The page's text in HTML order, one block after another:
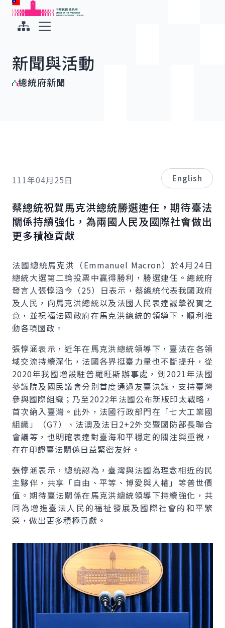
跳到主要內容
中華民國總統府
新聞與活動
總統府新聞
111年04月25日 English
蔡總統祝賀馬克洪總統勝選連任，期待臺法
關係持續強化，為兩國人民及國際社會做出
更多積極貢獻
法國總統馬克洪（Emmanuel Macron）於4月24日
總統大選第二輪投票中贏得勝利，勝選連任。總統府
發言人張惇涵今（25）日表示，蔡總統代表我國政府
及人民，向馬克洪總統以及法國人民表達誠摯祝賀之
意，並祝福法國政府在馬克洪總統的領導下，順利推
動各項國政。
張惇涵表示，近年在馬克洪總統領導下，臺法在各領
域交流持續深化，法國各界挺臺力量也不斷提升，從
2020年我國增設駐普羅旺斯辦事處，到2021年法國
參議院及國民議會分別首度通過友臺決議，支持臺灣
參與國際組織；乃至2022年法國公布新版印太戰略，
首次納入臺灣。此外，法國行政部門在「七大工業國
組織」（G7）、法澳及法日2+2外交暨國防部長聯合
會議等，也明確表達對臺海和平穩定的關注與重視，
在在印證臺法關係日益緊密友好。
張惇涵表示，總統認為，臺灣與法國為理念相近的民
主夥伴，共享「自由、平等、博愛與人權」等普世價
值。期待臺法關係在馬克洪總統領導下持續強化，共
同為增進臺法人民的福祉發展及國際社會的和平繁
榮，做出更多積極貢獻。